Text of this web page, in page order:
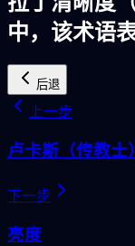
中，该术语
后退
上一步
卢卡斯（传教士）
下一步
亮度